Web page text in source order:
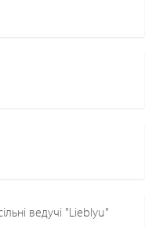
ведучі "Lieblyu"